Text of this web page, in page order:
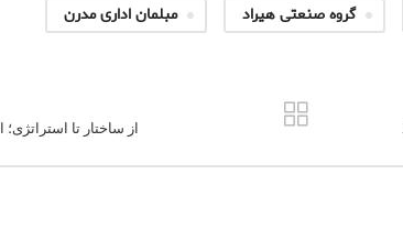
گروه صنعتی هیراد مبلمان اداری مدرن
از ساختار تا